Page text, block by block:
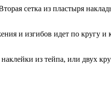
сетка из пластыря
и изгибов идет по кругу и
из тейпа, или двух